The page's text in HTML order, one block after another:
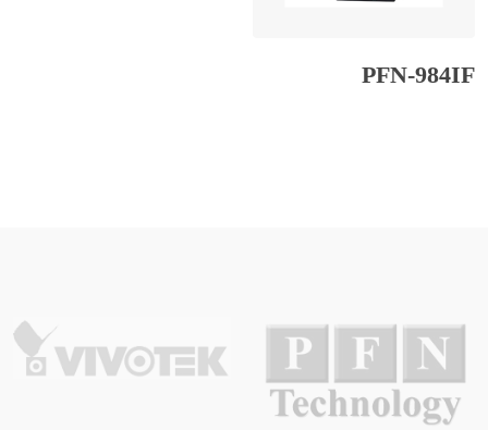
PFN-984IF